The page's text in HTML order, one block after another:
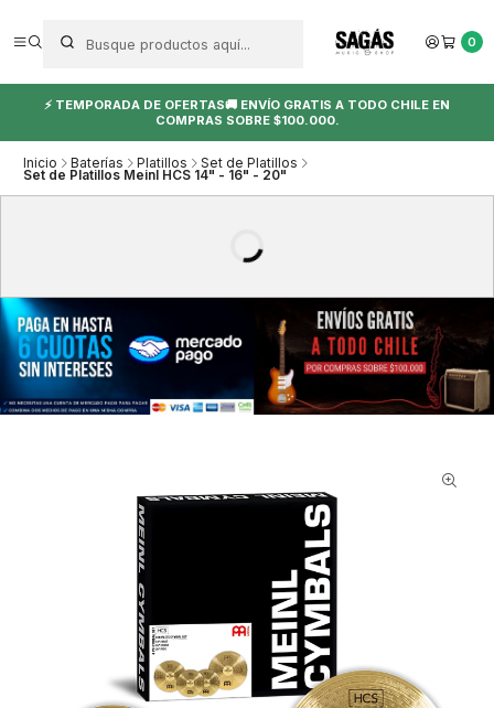
0
⚡ TEMPORADA DE OFERTAS🚚 ENVÍO GRATIS A TODO CHILE EN
COMPRAS SOBRE $100.000.
Inicio Baterías Platillos Set de Platillos
Set de Platillos Meinl HCS 14" - 16" - 20"